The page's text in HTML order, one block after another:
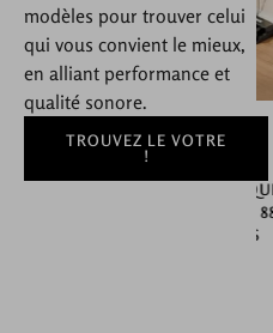
modèles pour trouver celui
qui vous convient le mieux,
en alliant performance et
qualité sonore.
TROUVEZ LE VOTRE
!
Piano
Mustar
Piano
Terence
PIANO